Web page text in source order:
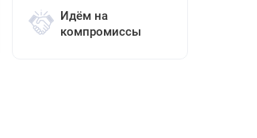
Идём на
компромиссы